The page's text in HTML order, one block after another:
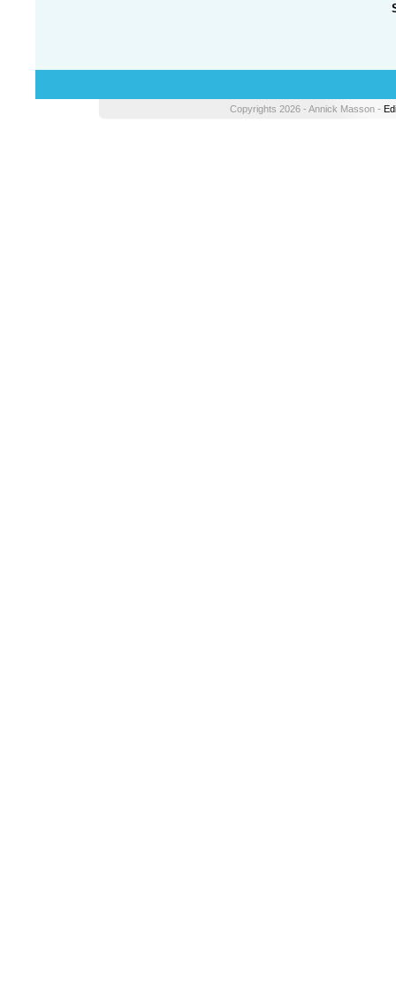
Copyrights 2026 - Annick Masson -